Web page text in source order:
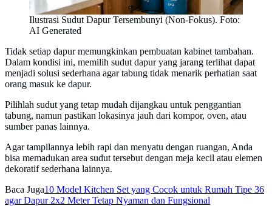
Ilustrasi Sudut Dapur Tersembunyi (Non-Fokus). Foto:
AI Generated
Tidak setiap dapur memungkinkan pembuatan kabinet tambahan.
Dalam kondisi ini, memilih sudut dapur yang jarang terlihat dapat
menjadi solusi sederhana agar tabung tidak menarik perhatian saat
orang masuk ke dapur.
Pilihlah sudut yang tetap mudah dijangkau untuk penggantian
tabung, namun pastikan lokasinya jauh dari kompor, oven, atau
sumber panas lainnya.
Agar tampilannya lebih rapi dan menyatu dengan ruangan, Anda
bisa memadukan area sudut tersebut dengan meja kecil atau elemen
dekoratif sederhana lainnya.
Baca Juga10 Model Kitchen Set yang Cocok untuk Rumah Tipe 36
agar Dapur 2x2 Meter Tetap Nyaman dan Fungsional